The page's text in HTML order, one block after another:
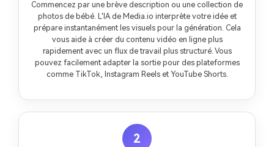
Commencez par une brève description ou une collection de
photos de bébé. L'IA de Media.io interprète votre idée et
prépare instantanément les visuels pour la génération. Cela
vous aide à créer du contenu vidéo en ligne plus
rapidement avec un flux de travail plus structuré. Vous
pouvez facilement adapter la sortie pour des plateformes
comme TikTok, Instagram Reels et YouTube Shorts.
2